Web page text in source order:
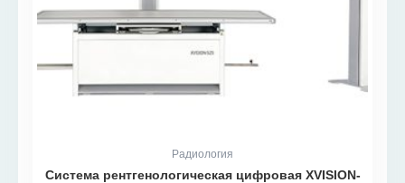
Радиология
Система рентгенологическая цифровая XVISION-